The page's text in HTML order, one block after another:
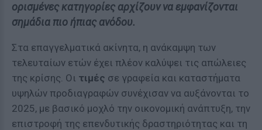
ορισμένες κατηγορίες αρχίζουν να εμφανίζονται
σημάδια πιο ήπιας ανόδου.
Στα επαγγελματικά ακίνητα, η ανάκαμψη των
τελευταίων ετών έχει πλέον καλύψει τις απώλειες
της κρίσης. Οι τιμές σε γραφεία και καταστήματα
υψηλών προδιαγραφών συνέχισαν να αυξάνονται το
2025, με βασικό μοχλό την οικονομική ανάπτυξη, την
επιστροφή της επενδυτικής δραστηριότητας και τη